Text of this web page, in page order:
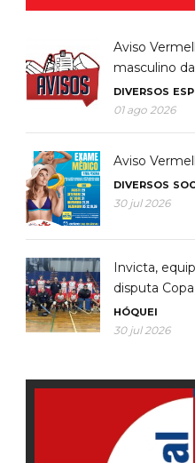
Aviso
masculino
DIVERSOS
01 ago 2026
Aviso
DIVERSOS
30 jul 2026
Invicta,
disputa
HÓQUEI
30 jul 2026